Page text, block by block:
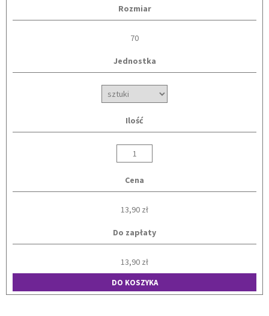
Rozmiar
70
Jednostka
Ilość
Cena
13,90 zł
Do zapłaty
13,90 zł
DO KOSZYKA